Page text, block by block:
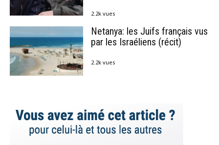
2.2k vues
Netanya: les Juifs français vus
par les Israéliens (récit)
2.2k vues